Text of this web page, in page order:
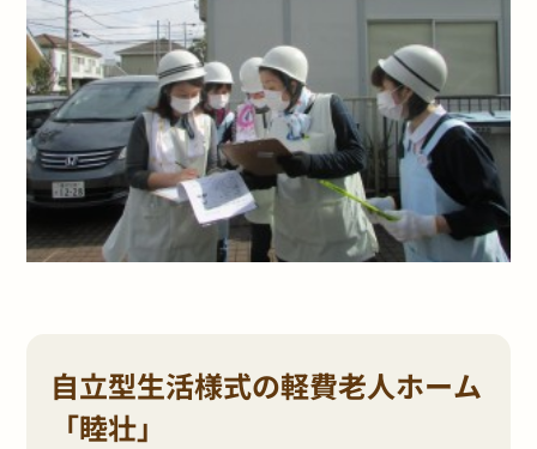
自立型生活様式の軽費老人ホーム
「睦壮」